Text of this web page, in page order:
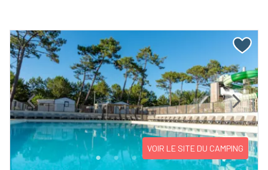
Previous Next
VOIR LE SITE DU CAMPING